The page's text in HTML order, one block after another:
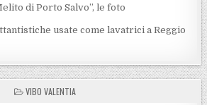
di Porto Salvo”, le foto
usate come lavatrici a Reggio
POSTED IN
VIBO VALENTIA